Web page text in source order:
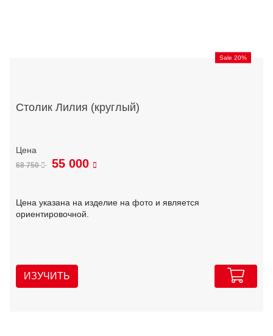
Sale 20%
Столик Лилия (круглый)
68 750 55 000
Цена указана на изделие на фото и является
ориентировочной.
ИЗУЧИТЬ